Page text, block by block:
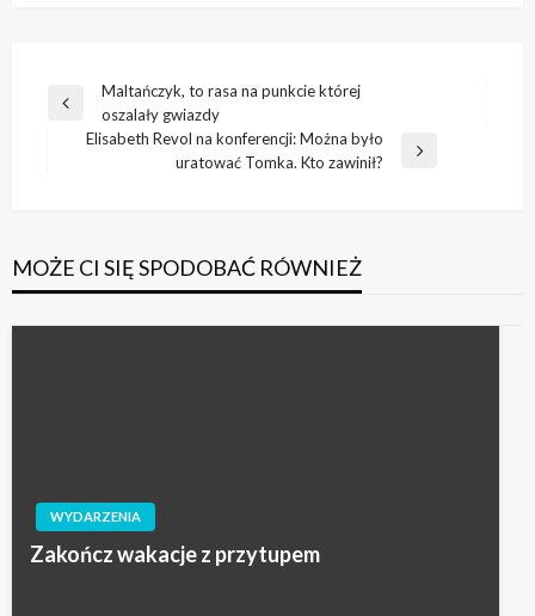
Nawigacja
wpisu
Poprzedni
Maltańczyk, to rasa na punkcie której
oszalały gwiazdy
Elisabeth Revol na konferencji: Można było
uratować Tomka. Kto zawinił?
MOŻE CI SIĘ SPODOBAĆ RÓWNIEŻ
WYDARZENIA
Zakończ wakacje z przytupem